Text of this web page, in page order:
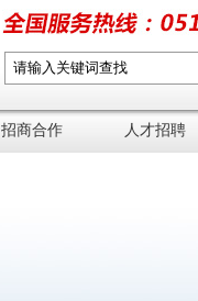
招商合作 人才招聘